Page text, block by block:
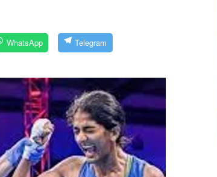
WhatsApp Telegram